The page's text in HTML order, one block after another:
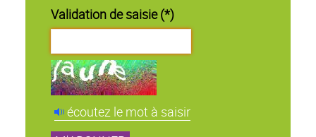
Validation de saisie (*)
écoutez le mot à saisir